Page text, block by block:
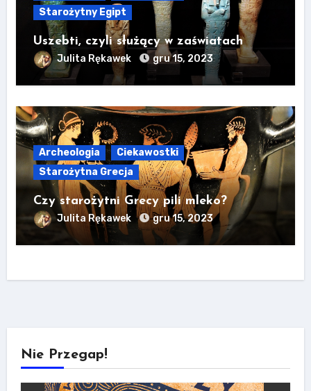
Starożytny Egipt
Uszebti, czyli służący w zaświatach
Julita Rękawek gru 15, 2023
Archeologia
Ciekawostki
Starożytna Grecja
Czy starożytni Grecy pili mleko?
Julita Rękawek gru 15, 2023
Nie Przegap!